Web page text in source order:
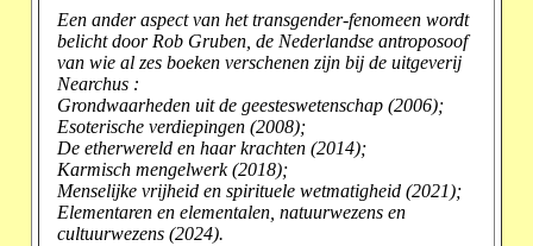
Een ander aspect van het transgender-fenomeen wordt
belicht door Rob Gruben, de Nederlandse antroposoof
van wie al zes boeken verschenen zijn bij de uitgeverij
Nearchus :
Grondwaarheden uit de geesteswetenschap (2006);
Esoterische verdiepingen (2008);
De etherwereld en haar krachten (2014);
Karmisch mengelwerk (2018);
Menselijke vrijheid en spirituele wetmatigheid (2021);
Elementaren en elementalen, natuurwezens en
cultuurwezens (2024).